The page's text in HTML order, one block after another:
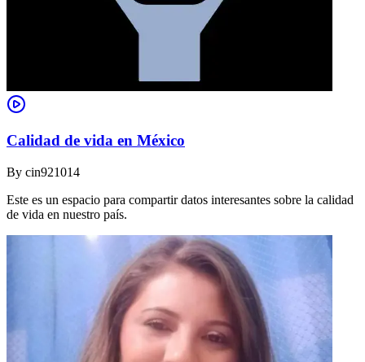
Calidad de vida en México
By cin921014
Este es un espacio para compartir datos interesantes sobre la calidad
de vida en nuestro país.